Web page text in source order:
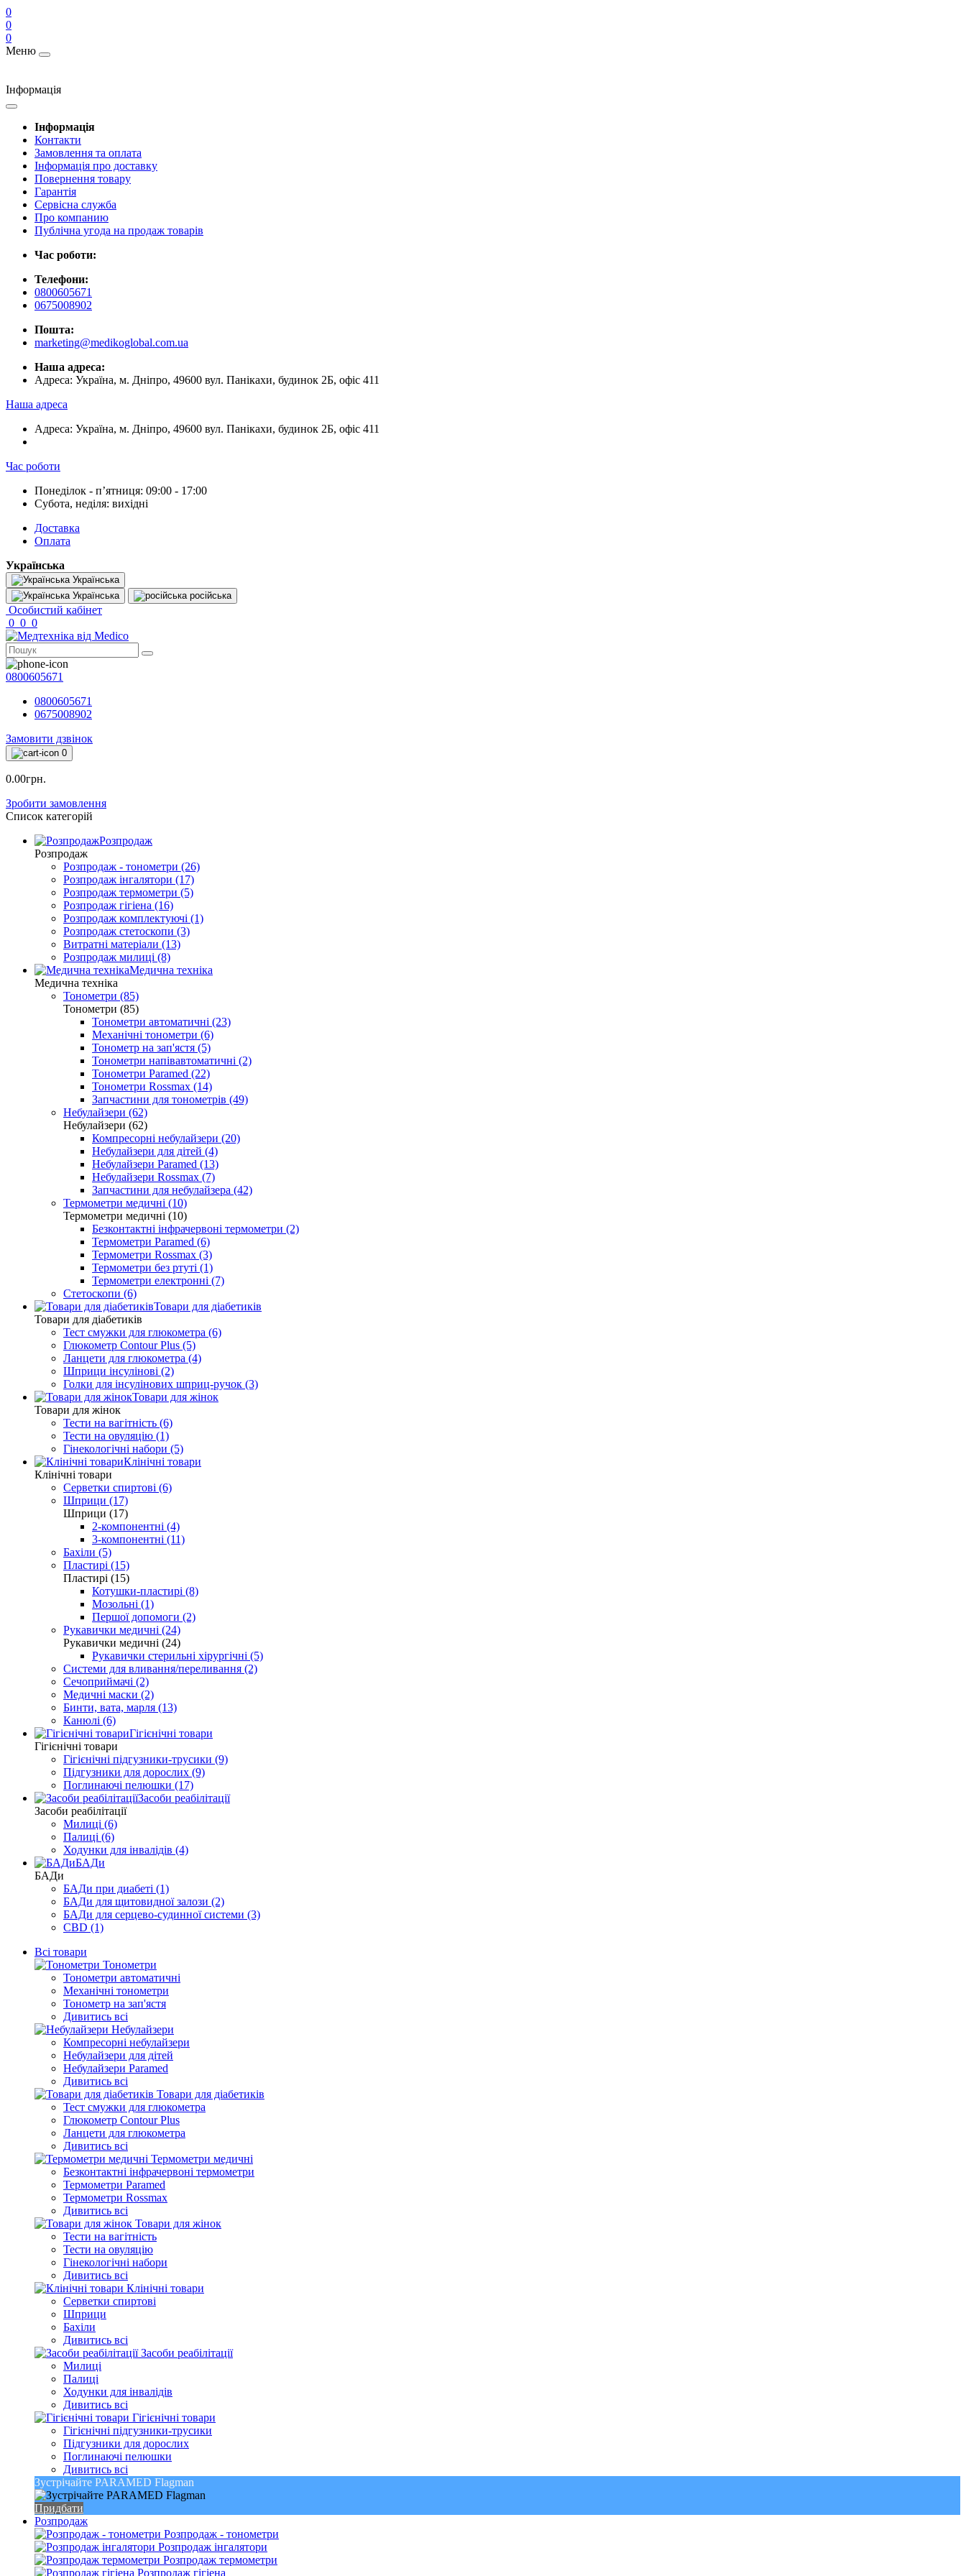
0
0
0
Меню
Інформація
Інформація
Контакти
Замовлення та оплата
Інформація про доставку
Повернення товару
Гарантія
Сервісна служба
Про компанию
Публічна угода на продаж товарів
Час роботи:
Телефони:
0800605671
0675008902
Пошта:
marketing@medikoglobal.com.ua
Наша адреса:
Адреса: Україна, м. Дніпро, 49600 вул. Панікахи, будинок 2Б, офіс 411
Наша адреса
Адреса: Україна, м. Дніпро, 49600 вул. Панікахи, будинок 2Б, офіс 411
Час роботи
Понеділок - пʼятниця: 09:00 - 17:00
Субота, неділя: вихідні
Доставка
Оплата
Українська
Українська
Українська
російська
Особистий кабінет
0 0 0
0800605671
0800605671
0675008902
Замовити дзвінок
0
0.00грн.
Зробити замовлення
Список категорій
Розпродаж
Розпродаж
Розпродаж - тонометри (26)
Розпродаж інгалятори (17)
Розпродаж термометри (5)
Розпродаж гігіена (16)
Розпродаж комплектуючі (1)
Розпродаж стетоскопи (3)
Витратні матеріали (13)
Розпродаж милиці (8)
Медична техніка
Медична техніка
Тонометри (85)
Тонометри (85)
Тонометри автоматичні (23)
Механічні тонометри (6)
Тонометр на зап'ястя (5)
Тонометри напівавтоматичні (2)
Тонометри Paramed (22)
Тонометри Rossmax (14)
Запчастини для тонометрів (49)
Небулайзери (62)
Небулайзери (62)
Компресорні небулайзери (20)
Небулайзери для дітей (4)
Небулайзери Paramed (13)
Небулайзери Rossmax (7)
Запчастини для небулайзера (42)
Термометри медичні (10)
Термометри медичні (10)
Безконтактні інфрачервоні термометри (2)
Термометри Paramed (6)
Термометри Rossmax (3)
Термометри без ртуті (1)
Термометри електронні (7)
Стетоскопи (6)
Товари для діабетиків
Товари для діабетиків
Тест смужки для глюкометра (6)
Глюкометр Contour Plus (5)
Ланцети для глюкометра (4)
Шприци інсулінові (2)
Голки для інсулінових шприц-ручок (3)
Товари для жінок
Товари для жінок
Тести на вагітність (6)
Тести на овуляцію (1)
Гінекологічні набори (5)
Клінічні товари
Клінічні товари
Серветки спиртові (6)
Шприци (17)
Шприци (17)
2-компонентні (4)
3-компонентні (11)
Бахіли (5)
Пластирі (15)
Пластирі (15)
Котушки-пластирі (8)
Мозольні (1)
Першої допомоги (2)
Рукавички медичні (24)
Рукавички медичні (24)
Рукавички стерильні хірургічні (5)
Системи для вливання/переливання (2)
Сечоприймачі (2)
Медичні маски (2)
Бинти, вата, марля (13)
Канюлі (6)
Гігієнічні товари
Гігієнічні товари
Гігієнічні підгузники-трусики (9)
Підгузники для дорослих (9)
Поглинаючі пелюшки (17)
Засоби реабілітації
Засоби реабілітації
Милиці (6)
Палиці (6)
Ходунки для інвалідів (4)
БАДи
БАДи
БАДи при диабеті (1)
БАДи для щитовидної залози (2)
БАДи для серцево-судинної системи (3)
CBD (1)
Всі товари
Тонометри
Тонометри автоматичні
Механічні тонометри
Тонометр на зап'ястя
Дивитись всі
Небулайзери
Компресорні небулайзери
Небулайзери для дітей
Небулайзери Paramed
Дивитись всі
Товари для діабетиків
Тест смужки для глюкометра
Глюкометр Contour Plus
Ланцети для глюкометра
Дивитись всі
Термометри медичні
Безконтактні інфрачервоні термометри
Термометри Paramed
Термометри Rossmax
Дивитись всі
Товари для жінок
Тести на вагітність
Тести на овуляцію
Гінекологічні набори
Дивитись всі
Клінічні товари
Серветки спиртові
Шприци
Бахіли
Дивитись всі
Засоби реабілітації
Милиці
Палиці
Ходунки для інвалідів
Дивитись всі
Гігієнічні товари
Гігієнічні підгузники-трусики
Підгузники для дорослих
Поглинаючі пелюшки
Дивитись всі
Зустрічайте PARAMED Flagman
Придбати
Розпродаж
Розпродаж - тонометри
Розпродаж інгалятори
Розпродаж термометри
Розпродаж гігіена